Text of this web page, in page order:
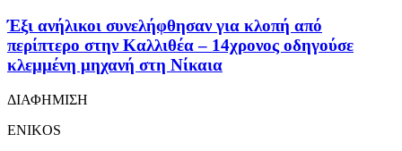
Έξι ανήλικοι συνελήφθησαν για κλοπή από
περίπτερο στην Καλλιθέα – 14χρονος οδηγούσε
κλεμμένη μηχανή στη Νίκαια
ΔΙΑΦΗΜΙΣΗ
ENIKOS